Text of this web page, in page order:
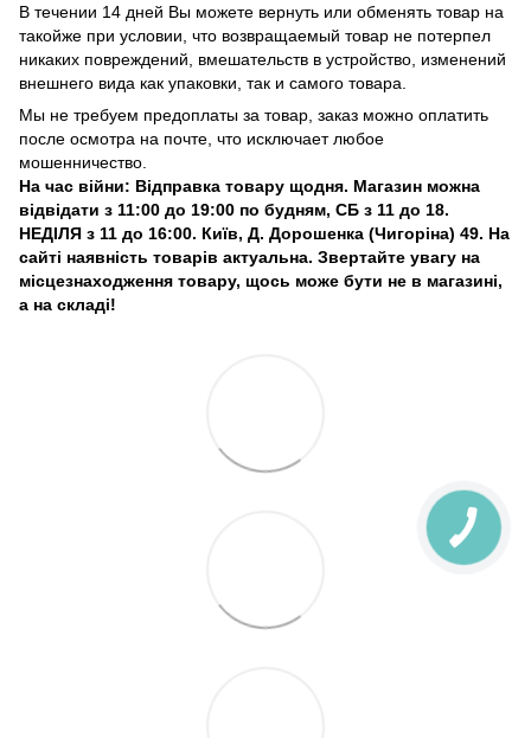
В течении 14 дней Вы можете вернуть или обменять товар на
такойже при условии, что возвращаемый товар не потерпел
никаких повреждений, вмешательств в устройство, изменений
внешнего вида как упаковки, так и самого товара.
Мы не требуем предоплаты за товар, заказ можно оплатить
после осмотра на почте, что исключает любое
мошенничество.
На час війни: Відправка товару щодня. Магазин можна
відвідати з 11:00 до 19:00 по будням, СБ з 11 до 18.
НЕДІЛЯ з 11 до 16:00. Київ, Д. Дорошенка (Чигоріна) 49. На
сайті наявність товарів актуальна. Звертайте увагу на
місцезнаходження товару, щось може бути не в магазині,
а на складі!